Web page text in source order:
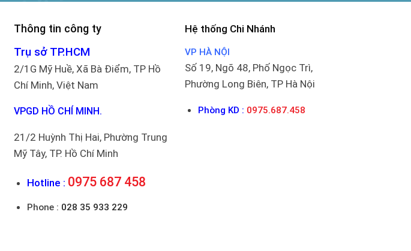
Thông tin công ty
Trụ sở TP.HCM
2/1G Mỹ Huề, Xã Bà Điểm, TP Hồ
Chí Minh, Việt Nam
VPGD HỒ CHÍ MINH.
21/2 Huỳnh Thị Hai, Phường Trung
Mỹ Tây, TP. Hồ Chí Minh
Hotline : 0975 687 458
Phone : 028 35 933 229
Hệ thống Chi Nhánh
VP HÀ NỘI
Số 19, Ngõ 48, Phố Ngọc Trì,
Phường Long Biên, TP Hà Nội
Phòng KD : 0975.687.458